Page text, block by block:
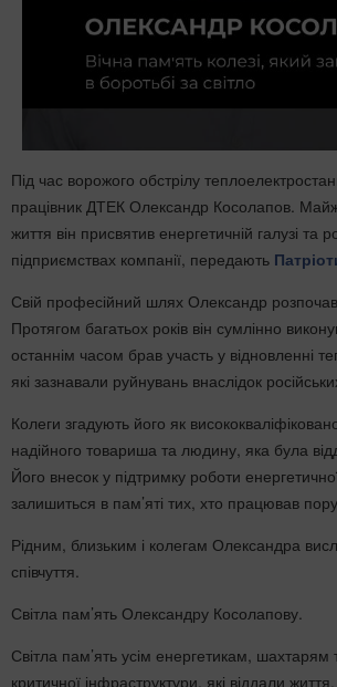
Під час ворожого обстрілу
працівник ДТЕК Олександр Косолапов.
життя він присвятив енергетичній галузі та
підприємствах компанії, передають
Свій професійний шлях Олександр
Протягом багатьох років він сумлінно
останнім часом брав участь у відновленні
які зазнавали руйнувань внаслідок
Колеги згадують його як
надійного товариша та людину, яка була
Його внесок у підтримку роботи
залишиться в пам’яті тих, хто працював
Рідним, близьким і колегам Олександра
співчуття.
Світла пам’ять Олександру Косолапову.
Світла пам’ять усім енергетикам, шахтарям
критичної інфраструктури, які віддали